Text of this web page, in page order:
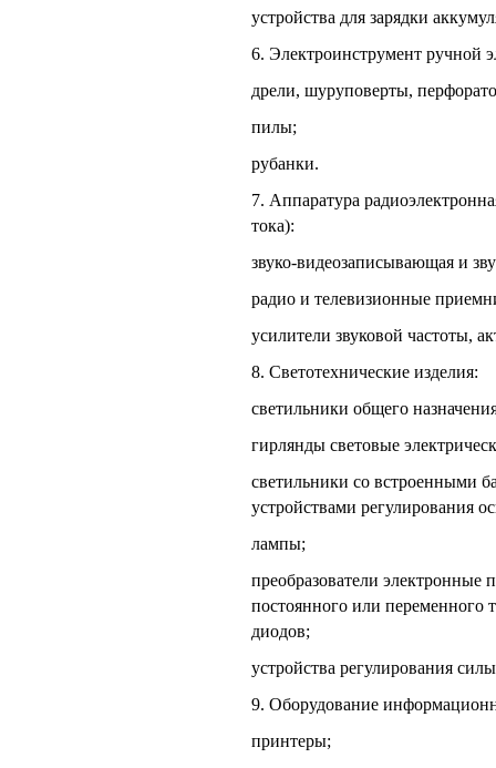
устройства для зарядки
6. Электроинструмент ручной
дрели, шуруповерты,
пилы;
рубанки.
7. Аппаратура
тока):
звуко-видеозаписывающая и
радио и телевизионные
усилители звуковой частоты,
8. Светотехнические изделия:
светильники общего
гирлянды световые
светильники со встроенными
устройствами регулирования
лампы;
преобразователи
постоянного или переменного
диодов;
устройства регулирования
9. Оборудование
принтеры;